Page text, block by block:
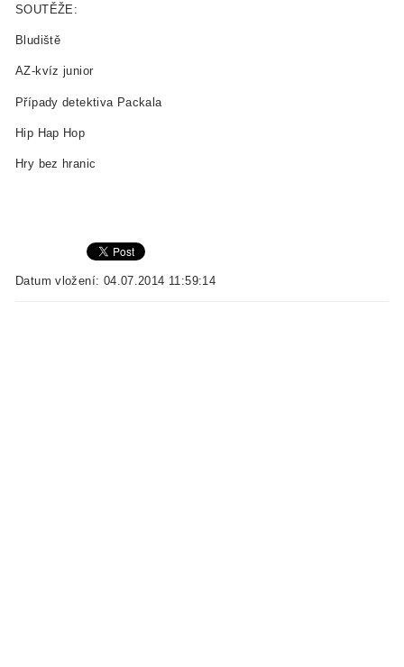
SOUTĚŽE:
Bludiště
AZ-kvíz junior
Případy detektiva Packala
Hip Hap Hop
Hry bez hranic
Datum vložení: 04.07.2014 11:59:14